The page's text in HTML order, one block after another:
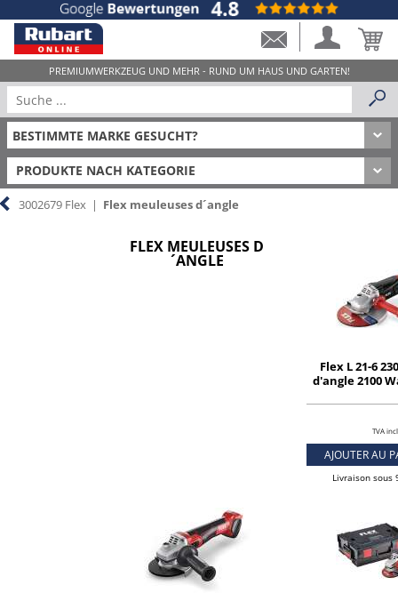
PRODUKTE NACH KATEGORIE
3002679 Flex | Flex meuleuses d´angle
FLEX MEULEUSES D
´ANGLE
Flex L 21-6
d'angle 2100
TVA
AJOUTER AU
Livraison sous